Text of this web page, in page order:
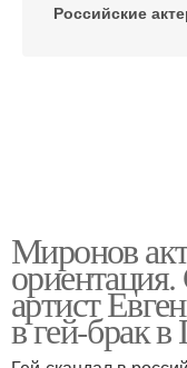
Российские
Миронов
артист
в гей-брак